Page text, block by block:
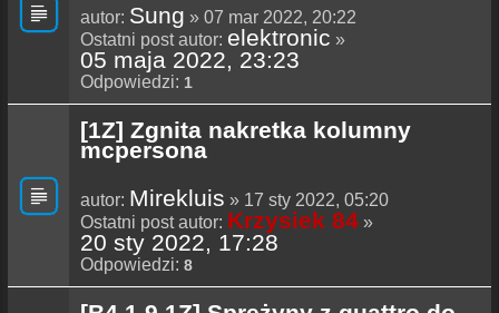
autor: Sung » 07 mar 2022, 20:22
Ostatni post autor: elektronic »
05 maja 2022, 23:23
Odpowiedzi: 1
[1Z] Zgnita nakretka kolumny
mcpersona
autor: Mirekluis » 17 sty 2022, 05:20
Ostatni post autor: Krzysiek 84 »
20 sty 2022, 17:28
Odpowiedzi: 8